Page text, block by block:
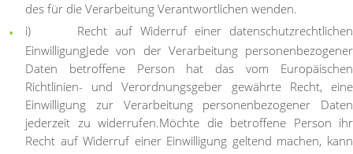
des für die Verarbeitung Verantwortlichen wenden.
i) Recht auf Widerruf einer datenschutzrechtlichen
EinwilligungJede von der Verarbeitung personenbezogener
Daten betroffene Person hat das vom Europäischen
Richtlinien- und Verordnungsgeber gewährte Recht, eine
Einwilligung zur Verarbeitung personenbezogener Daten
jederzeit zu widerrufen.Möchte die betroffene Person ihr
Recht auf Widerruf einer Einwilligung geltend machen, kann